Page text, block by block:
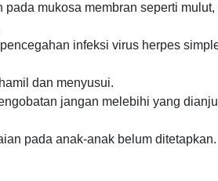
mukosa membran seperti mulut,
infeksi virus herpes
dan menyusui.
jangan melebihi yang
pada anak-anak belum ditetapkan.